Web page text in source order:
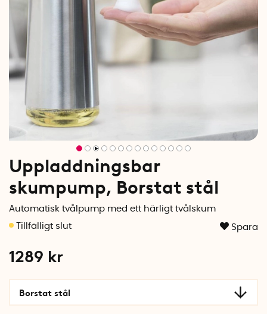
Uppladdningsbar
skumpump, Borstat stål
Automatisk tvålpump med ett härligt tvålskum
Spara
1289 kr
Borstat stål